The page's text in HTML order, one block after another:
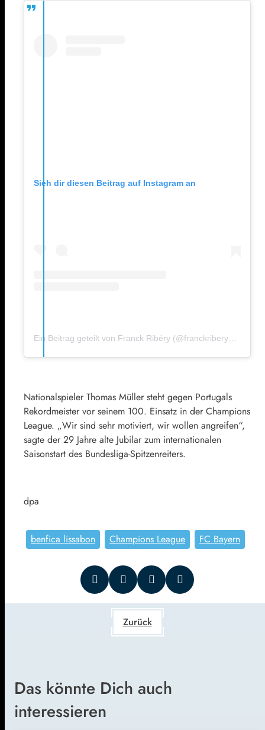
Sieh dir diesen Beitrag auf Instagram an
Ein Beitrag geteilt von Franck Ribéry (@franckribery7)
Nationalspieler Thomas Müller steht gegen Portugals
Rekordmeister vor seinem 100. Einsatz in der Champions
League. „Wir sind sehr motiviert, wir wollen angreifen“,
sagte der 29 Jahre alte Jubilar zum internationalen
Saisonstart des Bundesliga-Spitzenreiters.
dpa
benfica lissabon Champions League FC Bayern
Zurück
Das könnte Dich auch
interessieren